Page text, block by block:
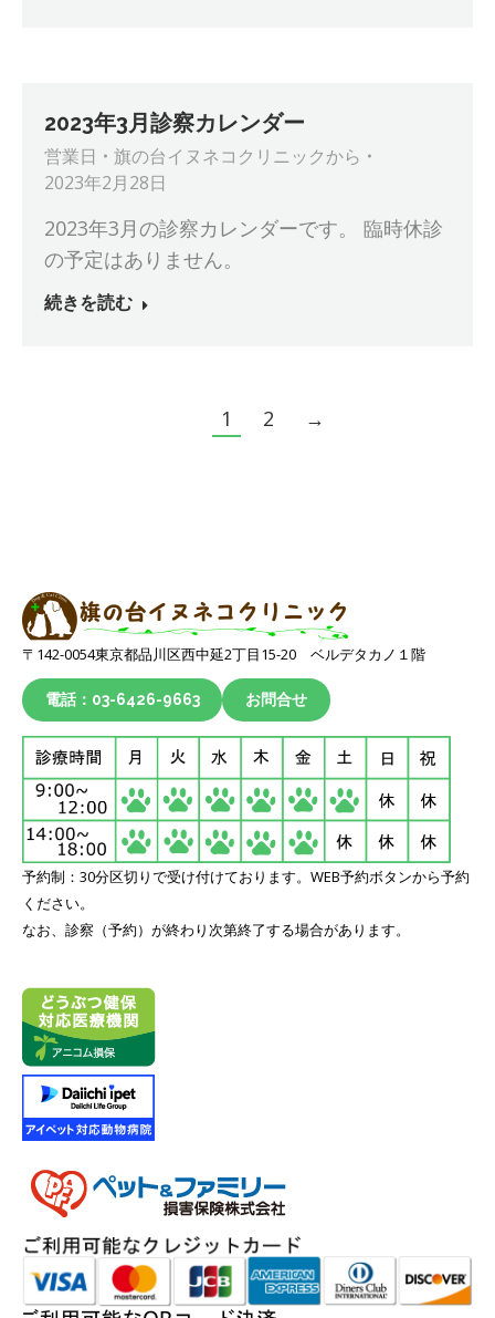
2023年3月診察カレンダー
営業日 旗の台イヌネコクリニックから
2023年2月28日
2023年3月の診察カレンダーです。 臨時休診
の予定はありません。
続きを読む
1 2 →
〒142-0054東京都品川区西中延2丁目15-20 ベルデタカノ１階
電話：03-6426-9663 お問合せ
予約制：30分区切りで受け付けております。WEB予約ボタンから予約
ください。
なお、診察（予約）が終わり次第終了する場合があります。